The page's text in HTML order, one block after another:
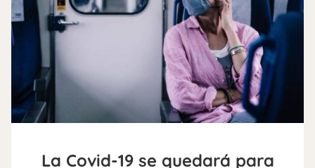
La Covid-19 se quedará para